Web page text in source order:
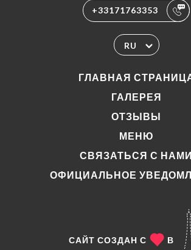
+33171763353
RU
ГЛАВНАЯ
ГАЛЕРЕЯ
ОТЗЫВЫ
МЕНЮ
СВЯЗАТЬСЯ С НАМИ
ОФИЦИАЛЬНОЕ
САЙТ СОЗДАН С В